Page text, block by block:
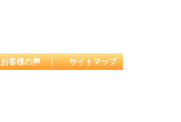
お客様の声 ｜ サイトマップ